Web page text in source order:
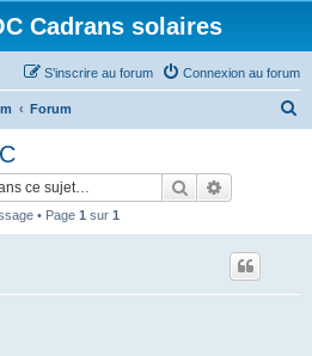
Cadrans solaires
Connexion au forum
S’inscrire au forum
Forum
Rechercher
• Page 1 sur 1